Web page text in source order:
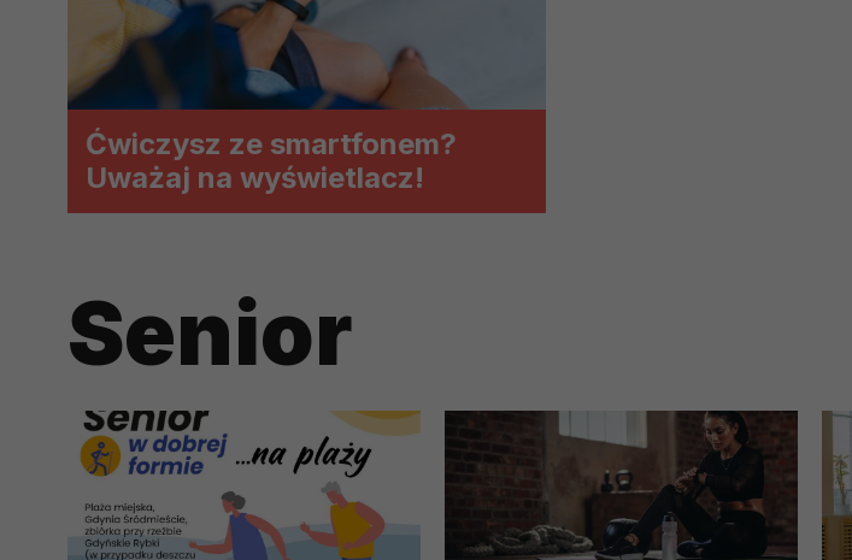
Ćwiczysz ze smartfonem?
Uważaj na wyświetlacz!
Senior
(tymi umowami są zazwyczaj regulaminy lub podobne dokumenty
prawną dla pomiarów statystycznych i marketingu własnego
Przetwarzanie Twoich danych w celach marketingowych podmiotów
zgody.